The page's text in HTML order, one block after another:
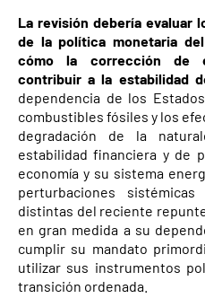
La revisión debería evaluar
de la política monetaria
cómo la corrección de
contribuir a la estabilidad
dependencia de los
combustibles fósiles y los
degradación de la
estabilidad financiera y de
economía y su sistema
perturbaciones
distintas del reciente
en gran medida a su
cumplir su mandato
utilizar sus instrumentos
transición ordenada.